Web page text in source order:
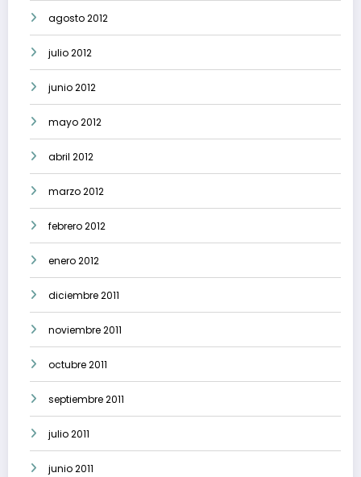
agosto 2012
julio 2012
junio 2012
mayo 2012
abril 2012
marzo 2012
febrero 2012
enero 2012
diciembre 2011
noviembre 2011
octubre 2011
septiembre 2011
julio 2011
junio 2011